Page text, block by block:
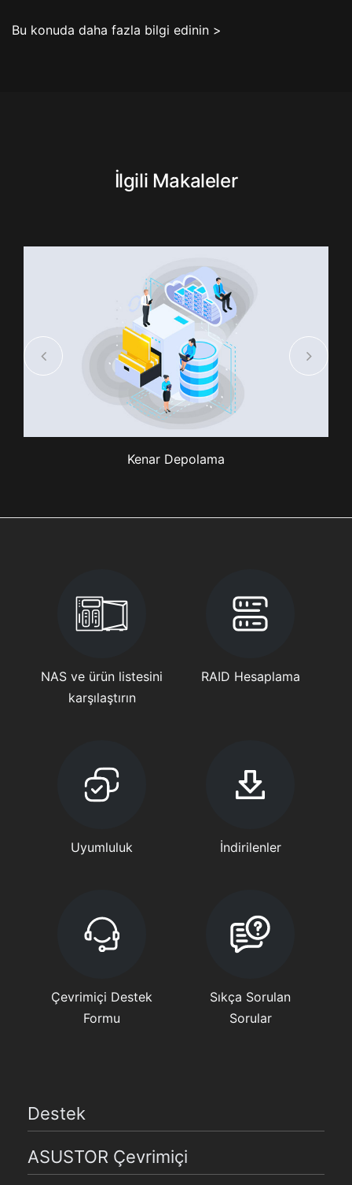
Bu konuda daha fazla bilgi edinin >
İlgili Makaleler
Kenar Depolama
NAS ve ürün listesini
karşılaştırın
RAID Hesaplama
Uyumluluk İndirilenler
Çevrimiçi Destek
Formu
Sıkça Sorulan
Sorular
Destek
ASUSTOR Çevrimiçi